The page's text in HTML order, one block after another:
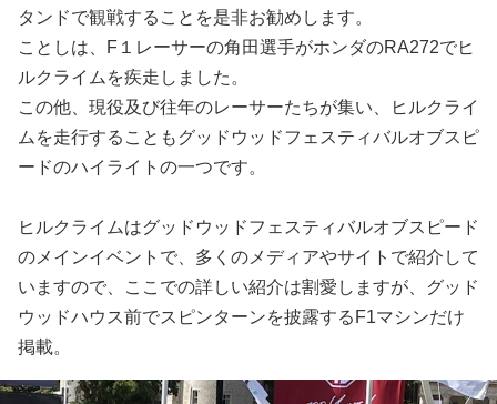
タンドで観戦することを是非お勧めします。
ことしは、F１レーサーの角田選手がホンダのRA272でヒ
ルクライムを疾走しました。
この他、現役及び往年のレーサーたちが集い、ヒルクライ
ムを走行することもグッドウッドフェスティバルオブスピ
ードのハイライトの一つです。
ヒルクライムはグッドウッドフェスティバルオブスピード
のメインイベントで、多くのメディアやサイトで紹介して
いますので、ここでの詳しい紹介は割愛しますが、グッド
ウッドハウス前でスピンターンを披露するF1マシンだけ
掲載。